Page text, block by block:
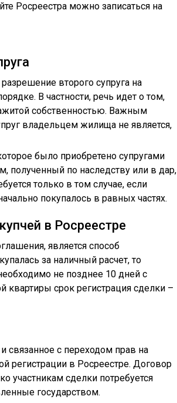
Росреестра можно записаться на
второго супруга на
В частности, речь идет о том,
собственностью. Важным
владельцем жилища не является,
было приобретено супругами
полученный по наследству или в дар,
только в том случае, если
покупалось в равных частях.
в Росреестре
является способ
за наличный расчет, то
не позднее 10 дней с
квартиры срок регистрация сделки –
с переходом прав на
регистрации в Росреестре. Договор
участникам сделки потребуется
государством.